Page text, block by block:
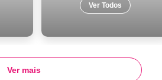
Ver Todos
Ver mais